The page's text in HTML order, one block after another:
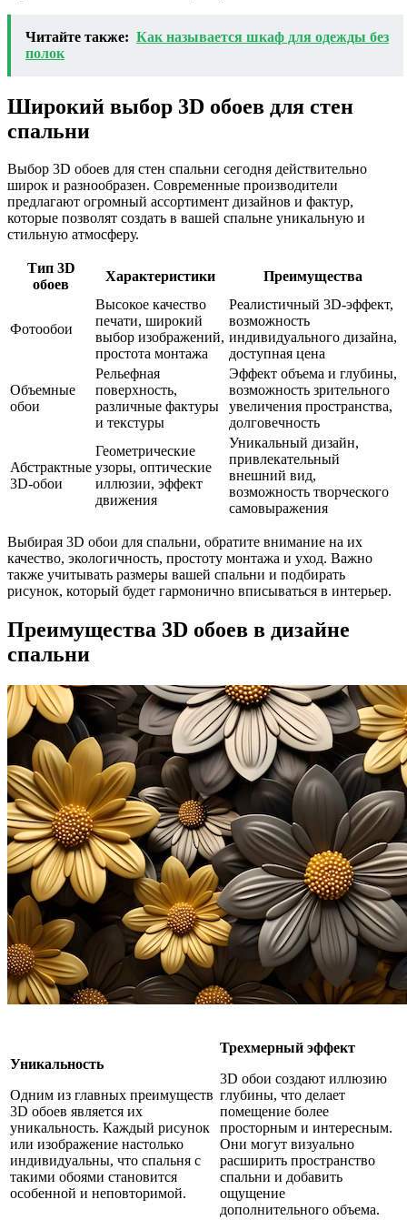
Читайте также: Как называется шкаф для одежды без
полок
Широкий выбор 3D обоев для стен
спальни
Выбор 3D обоев для стен спальни сегодня действительно
широк и разнообразен. Современные производители
предлагают огромный ассортимент дизайнов и фактур,
которые позволят создать в вашей спальне уникальную и
стильную атмосферу.
Тип 3D
обоев
Характеристики Преимущества
Фотообои
Высокое качество
печати, широкий
выбор изображений,
простота монтажа
Реалистичный 3D-эффект,
возможность
индивидуального дизайна,
доступная цена
Объемные
обои
Рельефная
поверхность,
различные фактуры
и текстуры
Эффект объема и глубины,
возможность зрительного
увеличения пространства,
долговечность
Абстрактные
3D-обои
Геометрические
узоры, оптические
иллюзии, эффект
движения
Уникальный дизайн,
привлекательный
внешний вид,
возможность творческого
самовыражения
Выбирая 3D обои для спальни, обратите внимание на их
качество, экологичность, простоту монтажа и уход. Важно
также учитывать размеры вашей спальни и подбирать
рисунок, который будет гармонично вписываться в интерьер.
Преимущества 3D обоев в дизайне
спальни
Уникальность
Одним из главных преимуществ
3D обоев является их
уникальность. Каждый рисунок
или изображение настолько
индивидуальны, что спальня с
такими обоями становится
особенной и неповторимой.
Трехмерный эффект
3D обои создают иллюзию
глубины, что делает
помещение более
просторным и интересным.
Они могут визуально
расширить пространство
спальни и добавить
ощущение
дополнительного объема.